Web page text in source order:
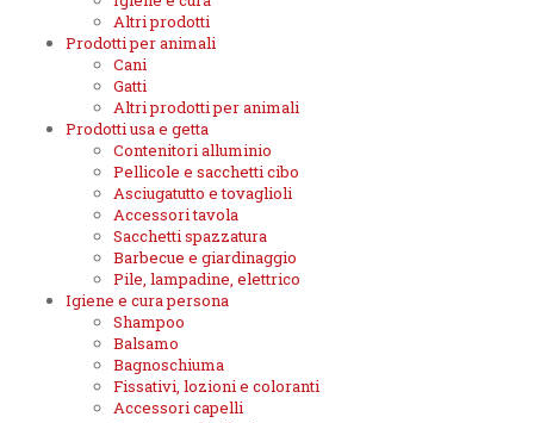
Altri prodotti
Prodotti per animali
Cani
Gatti
Altri prodotti per animali
Prodotti usa e getta
Contenitori alluminio
Pellicole e sacchetti cibo
Asciugatutto e tovaglioli
Accessori tavola
Sacchetti spazzatura
Barbecue e giardinaggio
Pile, lampadine, elettrico
Igiene e cura persona
Shampoo
Balsamo
Bagnoschiuma
Fissativi, lozioni e coloranti
Accessori capelli